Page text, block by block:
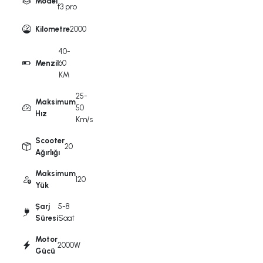
f3 pro
Kilometre2000
Menzil
40-
60
KM
Maksimum
Hız
25-
50
Km/s
Scooter
Ağırlığı
20
Maksimum
Yük
120
Şarj
Süresi
5-8
Saat
Motor
Gücü
2000W